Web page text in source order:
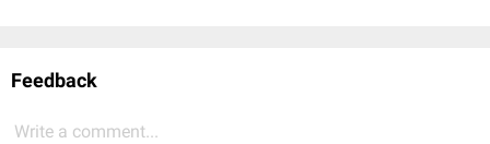
Feedback
Write a comment...